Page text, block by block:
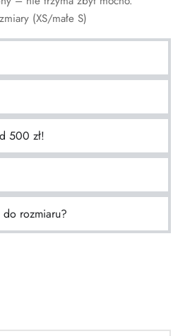
(XS/małe S)
500 zł!
rozmiaru?